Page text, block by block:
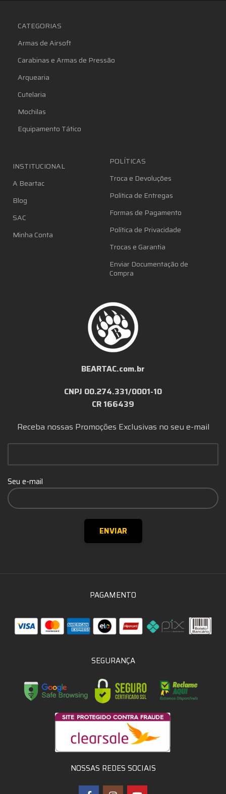
CATEGORIAS
Armas de Airsoft
Carabinas e Armas de Pressão
Arquearia
Cutelaria
Mochilas
Equipamento Tático
INSTITUCIONAL
A Beartac
Blog
SAC
Minha Conta
POLÍTICAS
Troca e Devoluções
Política de Entregas
Formas de Pagamento
Política de Privacidade
Trocas e Garantia
Enviar Documentação de
Compra
BEARTAC.com.br
CNPJ 00.274.331/0001-10
CR 166439
Receba nossas Promoções Exclusivas no seu e-mail
Seu e-mail
PAGAMENTO
SEGURANÇA
NOSSAS REDES SOCIAIS